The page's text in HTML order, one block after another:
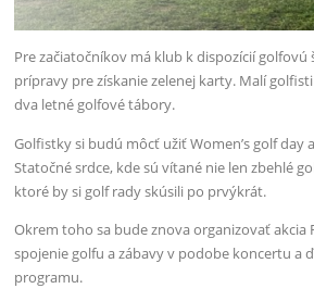
Pre začiatočníkov má klub k dispozícií
prípravy pre získanie zelenej karty. Malí
dva letné golfové tábory.
Golfistky si budú môcť užiť Women’s golf day
Statočné srdce, kde sú vítané nie len zbehlé
ktoré by si golf rady skúsili po prvýkrát.
Okrem toho sa bude znova organizovať akcia
spojenie golfu a zábavy v podobe koncertu a
programu.